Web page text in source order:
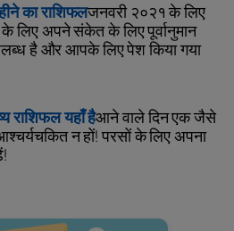
का राशिफलजनवरी २०२१ के लिए
लिए अपने संकेत के लिए पूर्वानुमान
है और आपके लिए पेश किया गया
राशिफल यहाँ हैआने वाले दिन एक जैसे
न हों! परसों के लिए अपना